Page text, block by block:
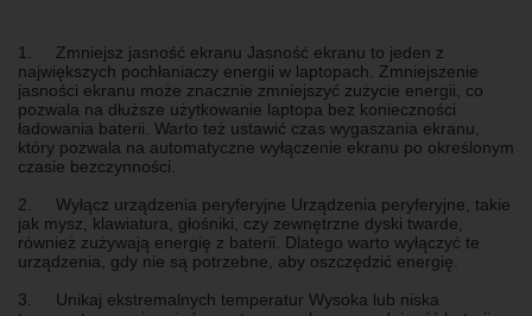
1. Zmniejsz jasność ekranu Jasność ekranu to jeden z
największych pochłaniaczy energii w laptopach. Zmniejszenie
jasności ekranu może znacznie zmniejszyć zużycie energii, co
pozwala na dłuższe użytkowanie laptopa bez konieczności
ładowania baterii. Warto też ustawić czas wygaszania ekranu,
który pozwala na automatyczne wyłączenie ekranu po określonym
czasie bezczynności.
2. Wyłącz urządzenia peryferyjne Urządzenia peryferyjne, takie
jak mysz, klawiatura, głośniki, czy zewnętrzne dyski twarde,
również zużywają energię z baterii. Dlatego warto wyłączyć te
urządzenia, gdy nie są potrzebne, aby oszczędzić energię.
3. Unikaj ekstremalnych temperatur Wysoka lub niska